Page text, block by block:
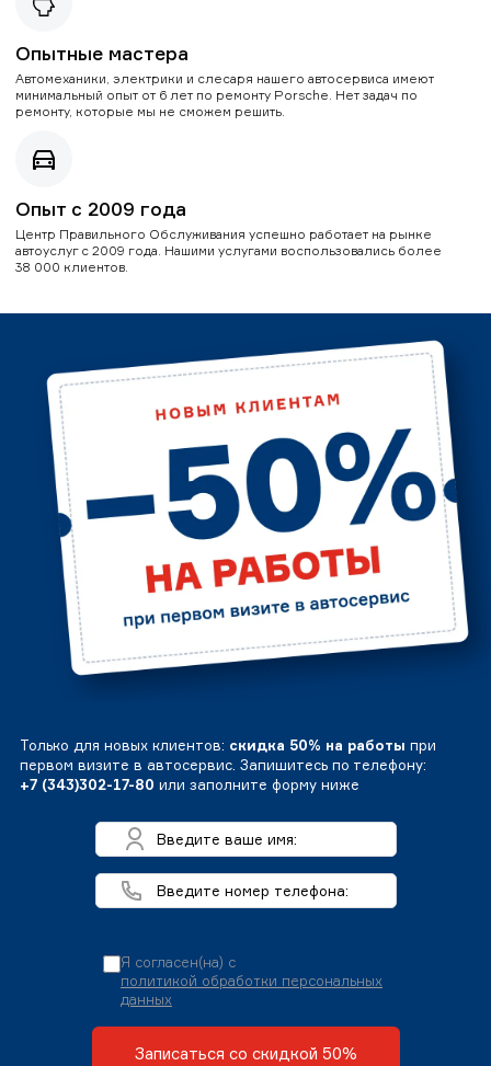
Опытные мастера
Автомеханики, электрики и слесаря нашего автосервиса имеют
минимальный опыт от 6 лет по ремонту Porsche. Нет задач по
ремонту, которые мы не сможем решить.
Опыт с 2009 года
Центр Правильного Обслуживания успешно работает на рынке
автоуслуг с 2009 года. Нашими услугами воспользовались более
38 000 клиентов.
Только для новых клиентов: скидка 50% на работы при
первом визите в автосервис. Запишитесь по телефону:
+7 (343)302-17-80 или заполните форму ниже
Я согласен(на) с
политикой обработки персональных
данных
Записаться со скидкой 50%